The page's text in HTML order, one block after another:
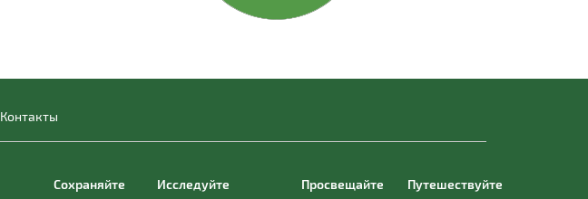
Контакты
Сохраняйте
Исследуйте
Просвещайте
Путешествуйте